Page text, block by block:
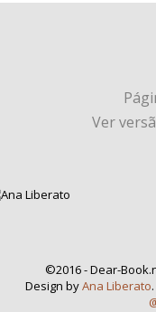
Ver
©2016 - Dear-
Design byAna Liberato